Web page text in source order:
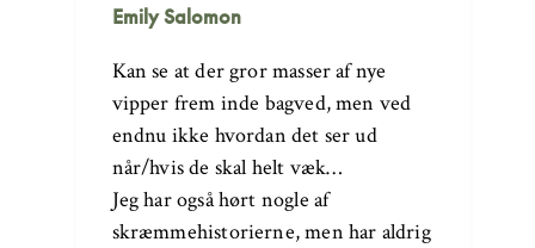
Emily Salomon
Kan se at der gror masser af nye
vipper frem inde bagved, men ved
endnu ikke hvordan det ser ud
når/hvis de skal helt væk…
Jeg har også hørt nogle af
skræmmehistorierne, men har aldrig